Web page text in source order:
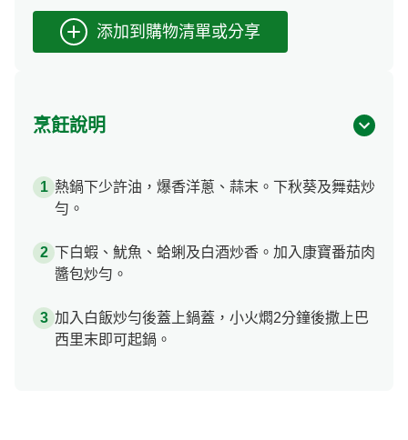
烹飪說明
熱鍋下少許油，爆香洋蔥、蒜末。下秋葵及舞菇炒
勻。
下白蝦、魷魚、蛤蜊及白酒炒香。加入康寶番茄肉
醬包炒勻。
加入白飯炒勻後蓋上鍋蓋，小火燜2分鐘後撒上巴
西里末即可起鍋。